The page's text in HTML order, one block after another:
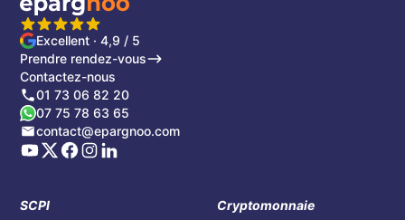
la valeur d'achat. Un investissement SCPI s'envisage
sur unhorizon de 8 à 10 ans minimum
Excellent · 4,9 / 5
Prendre rendez-vous
Contactez-nous
01 73 06 82 20
07 75 78 63 65
contact@epargnoo.com
SCPI Cryptomonnaie